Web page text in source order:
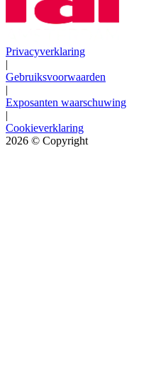
Privacyverklaring
|
Gebruiksvoorwaarden
|
Exposanten waarschuwing
|
Cookieverklaring
2026 © Copyright